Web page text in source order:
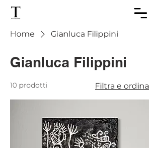
Home Gianluca Filippini
Gianluca Filippini
10 prodotti Filtra e ordina